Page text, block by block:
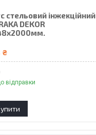
стельовий інжекційний
DEKOR
₴
відправки